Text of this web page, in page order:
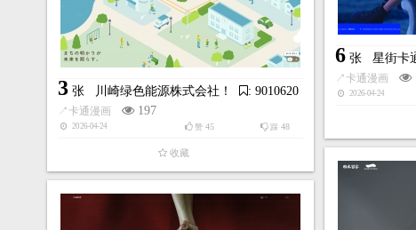
6 张 星街卡
↗卡通漫画
2026-04-24
3 张 川崎绿色能源株式会社！ : 9010620
↗卡通漫画 197
2026-04-24 踩 48
赞45
收藏